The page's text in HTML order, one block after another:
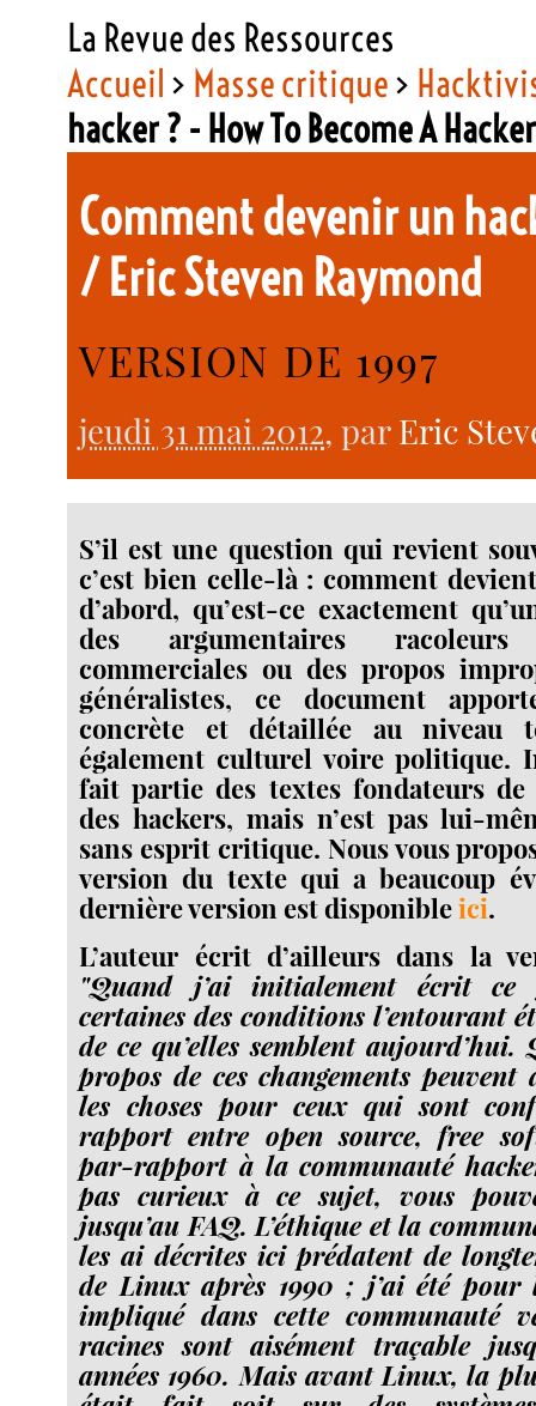
La Revue des Ressources
Accueil > Masse critique>
hacker ? - How To Become A
Comment devenir un
/ Eric Steven Raymond
VERSION DE 1997
jeudi 31 mai 2012, parEric
S’il est une question qui revient
c’est bien celle-là : comment
d’abord, qu’est-ce exactement
des argumentaires
commerciales ou des propos
généralistes, ce document
concrète et détaillée au niveau
également culturel voire politique.
fait partie des textes fondateurs de
des hackers, mais n’est pas lui-
sans esprit critique. Nous vous
version du texte qui a beaucoup
dernière version est disponibleici.
L’auteur écrit d’ailleurs dans la
"Quand j’ai initialement écrit ce
certaines des conditions l’entourant
de ce qu’elles semblent aujourd’hui.
propos de ces changements
les choses pour ceux qui sont
rapport entre open source, free
par-rapport à la communauté
pas curieux à ce sujet, vous
jusqu’au FAQ. L’éthique et la
les ai décrites ici prédatent de
de Linux après 1990 ; j’ai été pour
impliqué dans cette communauté
racines sont aisément traçable
années 1960. Mais avant Linux, la